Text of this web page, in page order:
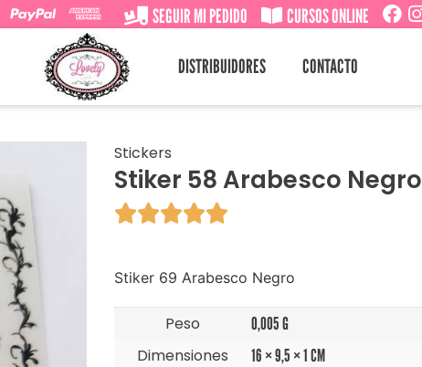
SEGUIR MI PEDIDO CURSOS ONLINE
DISTRIBUIDORES CONTACTO
Stickers
Stiker 58 Arabesco Negro

Stiker 69 Arabesco Negro
Peso 0,005 G
Dimensiones 16 × 9,5 × 1 CM